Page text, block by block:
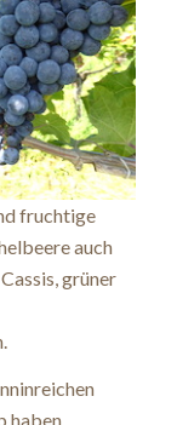
fruchtige
auch
grüner
haben